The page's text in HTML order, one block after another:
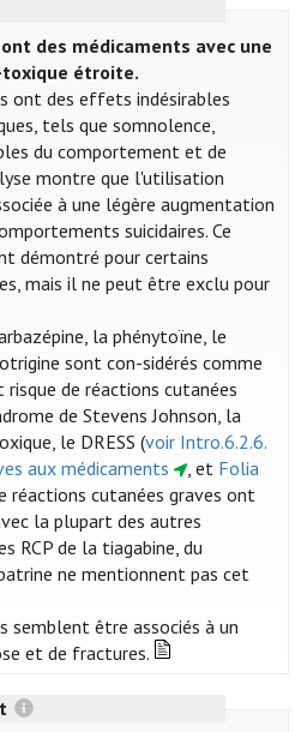
des médicaments avec une
étroite.
ont des effets indésirables
tels que somnolence,
du comportement et de
montre que l'utilisation
à une légère augmentation
suicidaires. Ce
démontré pour certains
mais il ne peut être exclu pour
la phénytoïne, le
sont con-sidérés comme
de réactions cutanées
de Stevens Johnson, la
le DRESS (voir Intro.6.2.6.
aux médicaments
, et Folia
réactions cutanées graves ont
la plupart des autres
RCP de la tiagabine, du
ne mentionnent pas cet
semblent être associés à un
et de fractures.